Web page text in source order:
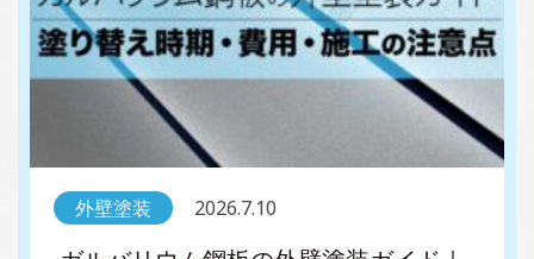
外壁塗装 2026.7.10